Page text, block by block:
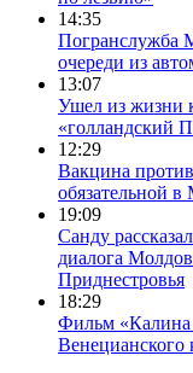
14:35
Погранслужба
очереди из
13:07
Ушел из жизни
«голландский
12:29
Вакцина
обязательной в
19:09
Санду
диалога
Приднестровья
18:29
Фильм «Калина
Венецианского